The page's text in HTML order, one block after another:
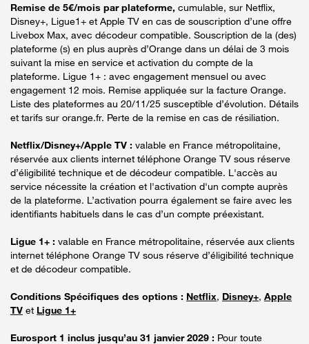
Remise de 5€/mois par plateforme, cumulable, sur Netflix,
Disney+, Ligue1+ et Apple TV en cas de souscription d’une offre
Livebox Max, avec décodeur compatible. Souscription de la (des)
plateforme (s) en plus auprès d’Orange dans un délai de 3 mois
suivant la mise en service et activation du compte de la
plateforme. Ligue 1+ : avec engagement mensuel ou avec
engagement 12 mois. Remise appliquée sur la facture Orange.
Liste des plateformes au 20/11/25 susceptible d’évolution. Détails
et tarifs sur orange.fr. Perte de la remise en cas de résiliation.
Netflix/Disney+/Apple TV : valable en France métropolitaine,
réservée aux clients internet téléphone Orange TV sous réserve
d’éligibilité technique et de décodeur compatible. L'accès au
service nécessite la création et l'activation d'un compte auprès
de la plateforme. L’activation pourra également se faire avec les
identifiants habituels dans le cas d’un compte préexistant.
Ligue 1+ : valable en France métropolitaine, réservée aux clients
internet téléphone Orange TV sous réserve d’éligibilité technique
et de décodeur compatible.
Conditions Spécifiques des options : Netflix, Disney+, Apple
TV et Ligue 1+
Eurosport 1 inclus jusqu’au 31 janvier 2029 : Pour toute